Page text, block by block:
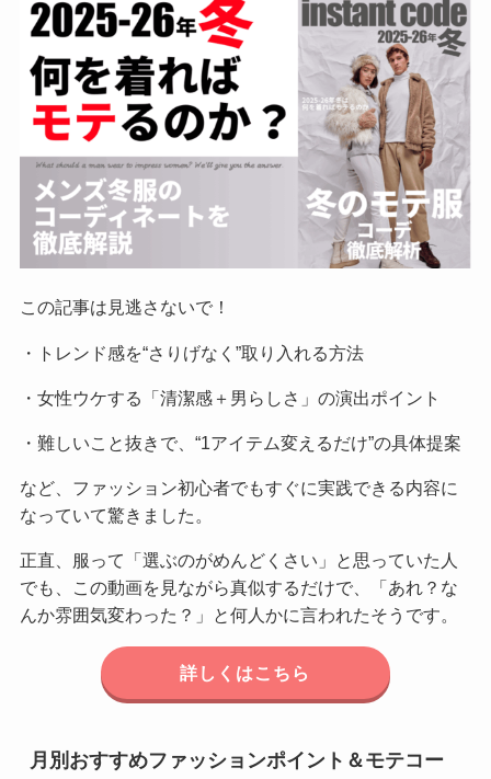
この記事は見逃さないで！
・トレンド感を“さりげなく”取り入れる方法
・女性ウケする「清潔感＋男らしさ」の演出ポイント
・難しいこと抜きで、“1アイテム変えるだけ”の具体提案
など、ファッション初心者でもすぐに実践できる内容に
なっていて驚きました。
正直、服って「選ぶのがめんどくさい」と思っていた人
でも、この動画を見ながら真似するだけで、「あれ？な
んか雰囲気変わった？」と何人かに言われたそうです。
詳しくはこちら
月別おすすめファッションポイント＆モテコー